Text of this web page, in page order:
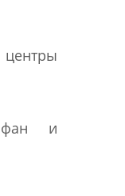
и